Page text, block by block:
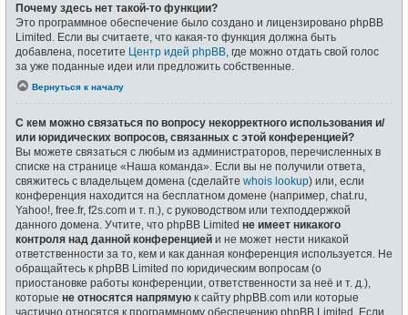
Почему здесь нет такой-то функции?
Это программное обеспечение было создано и лицензировано phpBB
Limited. Если вы считаете, что какая-то функция должна быть
добавлена, посетите Центр идей phpBB , где можно отдать свой голос
за уже поданные идеи или предложить собственные.
Вернуться к началу
С кем можно связаться по вопросу некорректного использования и/
или юридических вопросов, связанных с этой конференцией?
Вы можете связаться с любым из администраторов, перечисленных в
списке на странице «Наша команда». Если вы не получили ответа,
свяжитесь с владельцем домена (сделайте whois lookup) или, если
конференция находится на бесплатном домене (например, chat.ru,
Yahoo!, free.fr, f2s.com и т. п.), с руководством или техподдержкой
данного домена. Учтите, что phpBB Limited не имеет никакого
контроля над данной конференцией и не может нести никакой
ответственности за то, кем и как данная конференция используется. Не
обращайтесь к phpBB Limited по юридическим вопросам (о
приостановке работы конференции, ответственности за неё и т. д.),
которые не относятся напрямую к сайту phpBB.com или которые
частично относятся к программному обеспечению phpBB Limited. Если